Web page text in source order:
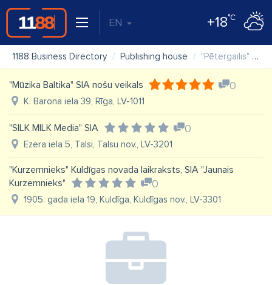
EN +18°C
1188 Business Directory Publishing house "Pētergailis" SIA izdevniecība
"Mūzika Baltika" SIA nošu veikals 0
K. Barona iela 39, Rīga, LV-1011
"SILK MILK Media" SIA 0
Ezera iela 5, Talsi, Talsu nov., LV-3201
"Kurzemnieks" Kuldīgas novada laikraksts, SIA "Jaunais
Kurzemnieks"
0
1905. gada iela 19, Kuldīga, Kuldīgas nov., LV-3301